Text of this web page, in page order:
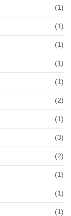
(1)
(1)
(1)
(1)
(1)
(2)
(1)
(3)
(2)
(1)
(1)
(1)